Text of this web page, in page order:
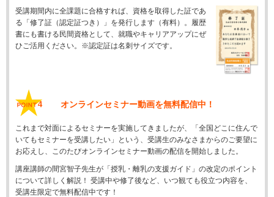
受講期間内に全課題に合格すれば、資格を取得した証であ
る「修了証（認定証つき）」を発行します（有料）。履歴
書にも書ける民間資格として、就職やキャリアアップにぜ
ひご活用ください。※認定証は名刺サイズです。
オンラインセミナー動画を無料配信中！
これまで対面によるセミナーを実施してきましたが、「全国どこに住んで
いてもセミナーを受講したい」という、受講生のみなさまからのご要望に
お応えし、このたびオンラインセミナー動画の配信を開始しました。
講座講師の間宮智子先生が「授乳・離乳の支援ガイド」の改定のポイント
について詳しく解説！ 受講中や修了後など、いつ観ても役立つ内容を、
受講生限定で無料配信中です！